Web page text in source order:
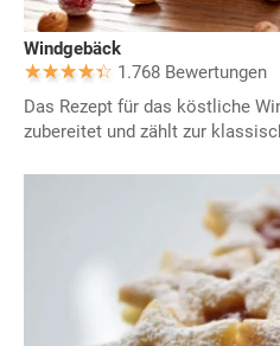
Windgebäck
1.768 Bewertungen
Das Rezept für das köstliche
zubereitet und zählt zur